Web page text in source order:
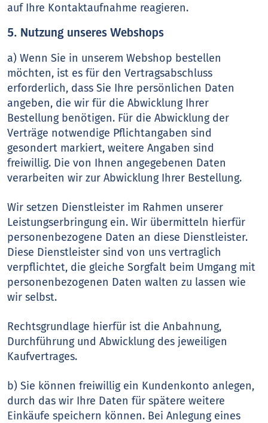
auf Ihre Kontaktaufnahme reagieren.
5. Nutzung unseres Webshops
a) Wenn Sie in unserem Webshop bestellen
möchten, ist es für den Vertragsabschluss
erforderlich, dass Sie Ihre persönlichen Daten
angeben, die wir für die Abwicklung Ihrer
Bestellung benötigen. Für die Abwicklung der
Verträge notwendige Pflichtangaben sind
gesondert markiert, weitere Angaben sind
freiwillig. Die von Ihnen angegebenen Daten
verarbeiten wir zur Abwicklung Ihrer Bestellung.
Wir setzen Dienstleister im Rahmen unserer
Leistungserbringung ein. Wir übermitteln hierfür
personenbezogene Daten an diese Dienstleister.
Diese Dienstleister sind von uns vertraglich
verpflichtet, die gleiche Sorgfalt beim Umgang mit
personenbezogenen Daten walten zu lassen wie
wir selbst.
Rechtsgrundlage hierfür ist die Anbahnung,
Durchführung und Abwicklung des jeweiligen
Kaufvertrages.
b) Sie können freiwillig ein Kundenkonto anlegen,
durch das wir Ihre Daten für spätere weitere
Einkäufe speichern können. Bei Anlegung eines